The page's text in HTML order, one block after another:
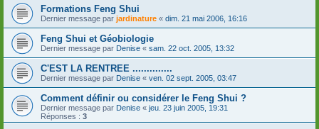
Formations Feng Shui
Dernier message par jardinature « dim. 21 mai 2006, 16:16
Feng Shui et Géobiologie
Dernier message par Denise « sam. 22 oct. 2005, 13:32
C'EST LA RENTREE ..............
Dernier message par Denise « ven. 02 sept. 2005, 03:47
Comment définir ou considérer le Feng Shui ?
Dernier message par Denise « jeu. 23 juin 2005, 19:31
Réponses : 3